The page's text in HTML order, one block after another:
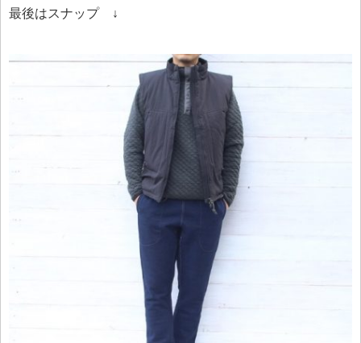
最後はスナップ ↓